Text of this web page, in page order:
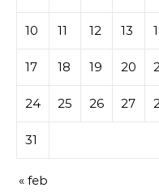
10 11 12 13
17 18 19 20
24 25 26 27
31
« feb